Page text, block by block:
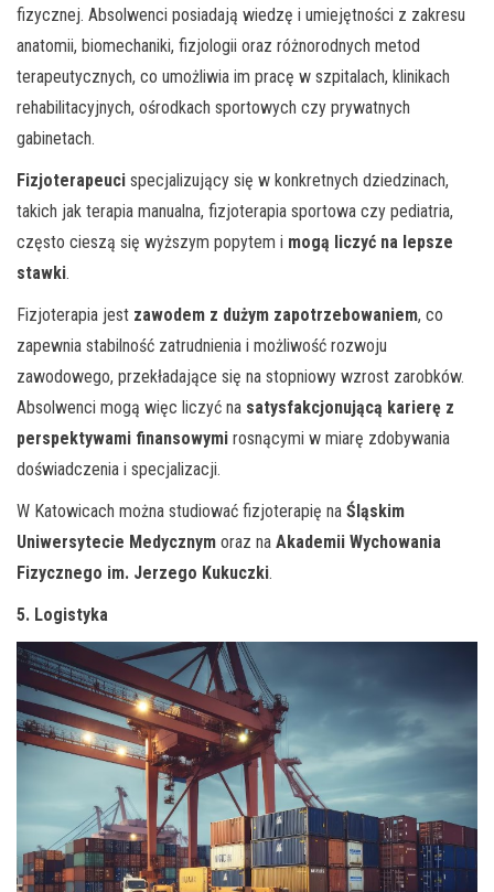
fizycznej. Absolwenci posiadają wiedzę i umiejętności z zakresu
anatomii, biomechaniki, fizjologii oraz różnorodnych metod
terapeutycznych, co umożliwia im pracę w szpitalach, klinikach
rehabilitacyjnych, ośrodkach sportowych czy prywatnych
gabinetach.
Fizjoterapeuci specjalizujący się w konkretnych dziedzinach,
takich jak terapia manualna, fizjoterapia sportowa czy pediatria,
często cieszą się wyższym popytem i mogą liczyć na lepsze
stawki.
Fizjoterapia jest zawodem z dużym zapotrzebowaniem, co
zapewnia stabilność zatrudnienia i możliwość rozwoju
zawodowego, przekładające się na stopniowy wzrost zarobków.
Absolwenci mogą więc liczyć na satysfakcjonującą karierę z
perspektywami finansowymi rosnącymi w miarę zdobywania
doświadczenia i specjalizacji.
W Katowicach można studiować fizjoterapię na Śląskim
Uniwersytecie Medycznym oraz na Akademii Wychowania
Fizycznego im. Jerzego Kukuczki.
5. Logistyka